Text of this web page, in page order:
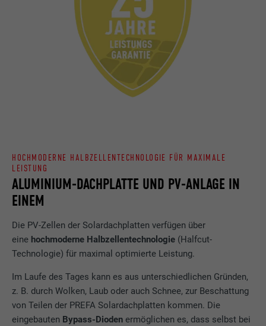
ALUMINIUM-DACHPLATTE UND PV-ANLAGE IN
EINEM
HOCHMODERNE HALBZELLENTECHNOLOGIE FÜR MAXIMALE
LEISTUNG
Die PV-Zellen der Solardachplatten verfügen über
eine hochmoderne Halbzellentechnologie (Halfcut-
Technologie) für maximal optimierte Leistung.
Im Laufe des Tages kann es aus unterschiedlichen Gründen,
z. B. durch Wolken, Laub oder auch Schnee, zur Beschattung
von Teilen der PREFA Solardachplatten kommen. Die
eingebauten Bypass-Dioden ermöglichen es, dass selbst bei